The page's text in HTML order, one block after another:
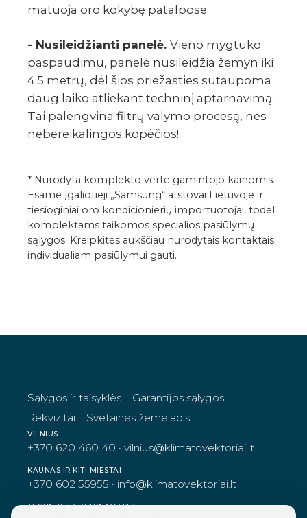
matuoja oro kokybę patalpose.
- Nusileidžianti panelė. Vieno mygtuko
paspaudimu, panelė nusileidžia žemyn iki
4.5 metrų, dėl šios priežasties sutaupoma
daug laiko atliekant techninį aptarnavimą.
Tai palengvina filtrų valymo procesą, nes
nebereikalingos kopėčios!
* Nurodyta komplekto vertė gamintojo kainomis.
Esame įgaliotieji „Samsung“ atstovai Lietuvoje ir
tiesioginiai oro kondicionierių importuotojai, todėl
komplektams taikomos specialios pasiūlymų
sąlygos. Kreipkitės aukščiau nurodytais kontaktais
individualiam pasiūlymui gauti.
valdiklis AR-KH03E
Pultelio naudojimo instrukcija
https://www.klimatovektoriai.lt/files/AR-
Sąlygos ir taisyklės
Garantijos sąlygos
Rekvizitai
Svetainės žemėlapis
VILNIUS
+370 620 460 40 · vilnius@klimatovektoriai.lt
KAUNAS IR KITI MIESTAI
+370 602 55955 · info@klimatovektoriai.lt
TECHNINIS APTARNAVIMAS